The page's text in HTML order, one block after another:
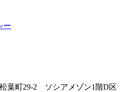
ー
葉町29-2 ソシアメゾン1階D区